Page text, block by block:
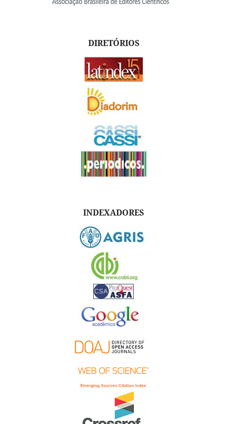
DIRETÓRIOS
INDEXADORES